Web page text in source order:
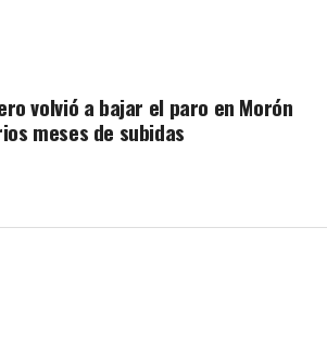
volvió a bajar el paro en Morón
meses de subidas